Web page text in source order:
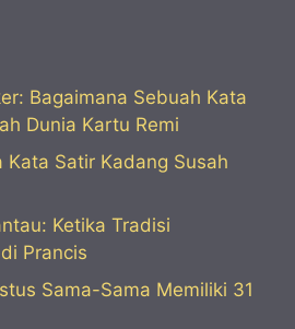
Bagaimana Sebuah Kata
Dunia Kartu Remi
Kata Satir Kadang Susah
Ketika Tradisi
Prancis
Sama-Sama Memiliki 31